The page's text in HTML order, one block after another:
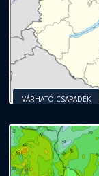
VÁRHATÓ CSAPADÉK